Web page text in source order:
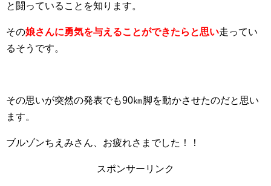
と闘っていることを知ります。
その娘さんに勇気を与えることができたらと思い走ってい
るそうです。
その思いが突然の発表でも90㎞脚を動かさせたのだと思い
ます。
ブルゾンちえみさん、お疲れさまでした！！
スポンサーリンク